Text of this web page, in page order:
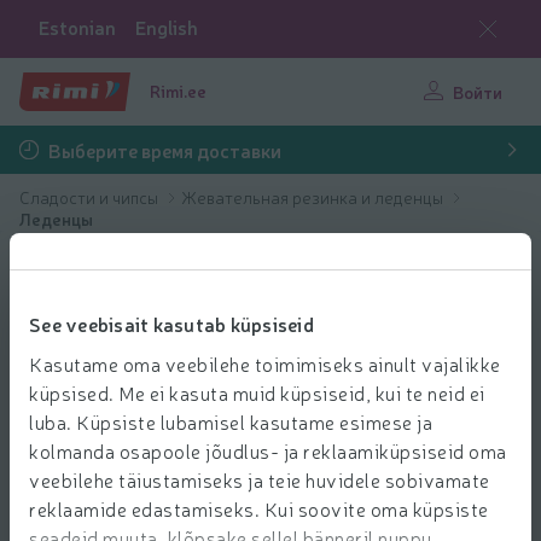
See veebisait kasutab küpsiseid
Kasutame oma veebilehe toimimiseks ainult vajalikke
küpsised. Me ei kasuta muid küpsiseid, kui te neid ei
luba. Küpsiste lubamisel kasutame esimese ja
kolmanda osapoole jõudlus- ja reklaamiküpsiseid oma
veebilehe täiustamiseks ja teie huvidele sobivamate
reklaamide edastamiseks. Kui soovite oma küpsiste
Estonian English
Rimi.ee Войти
Выберите время доставки
Сладости и чипсы
Жевательная резинка и леденцы
Леденцы